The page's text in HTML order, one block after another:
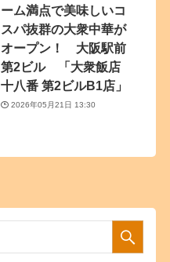
ーム満点で美味しいコ
スパ抜群の大衆中華が
オープン！ 大阪駅前
第2ビル 「大衆飯店
十八番 第2ビルB1店」
2026年05月21日 13:30